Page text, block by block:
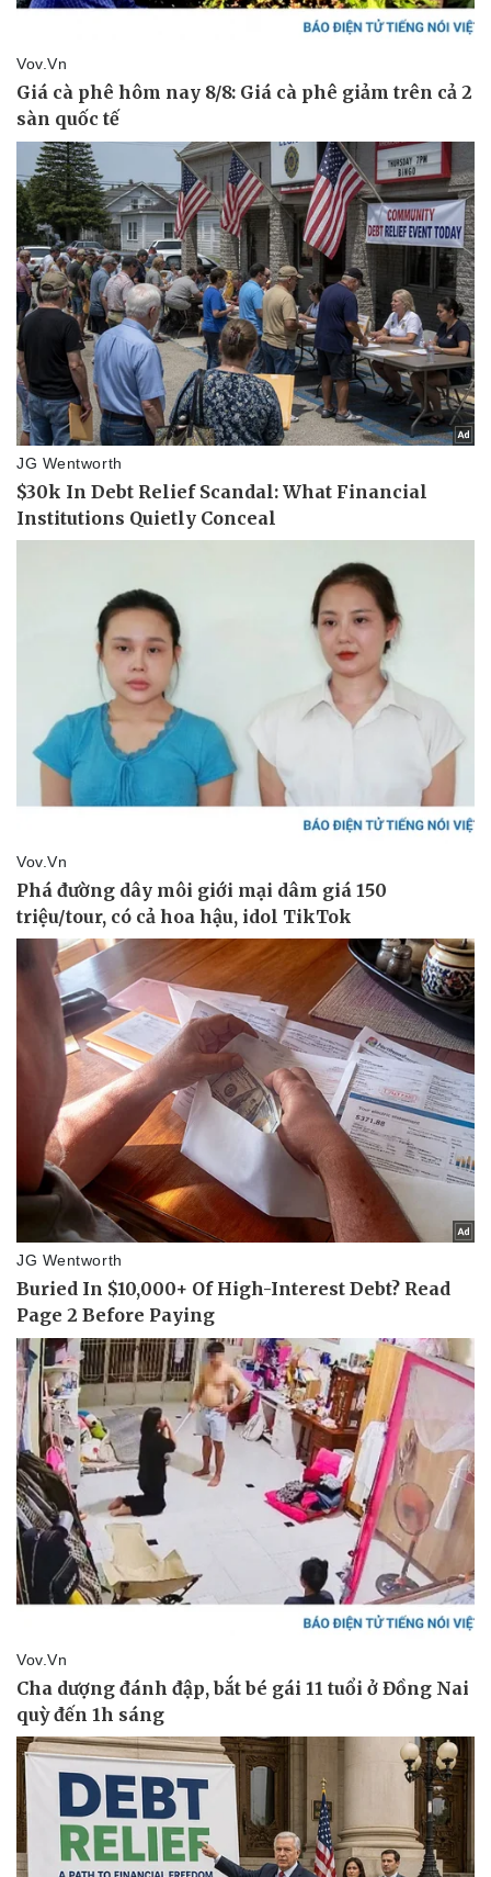
Thể thao
Bóng đá
Lịch thi đấu bóng đá
Thế giới thể thao
eSports
Hậu trường
Ô tô - Xe máy
Tư vấn